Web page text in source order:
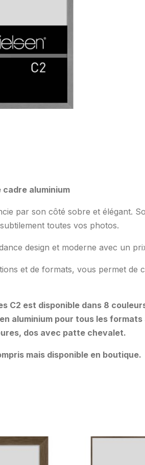
cadre aluminium
par son côté sobre et élégant.
toutes vos photos.
design et moderne avec un
et de formats, vous permet de
C2 est disponible dans 8
aluminium pour tous les formats
dos avec patte chevalet.
mais disponible en boutique.